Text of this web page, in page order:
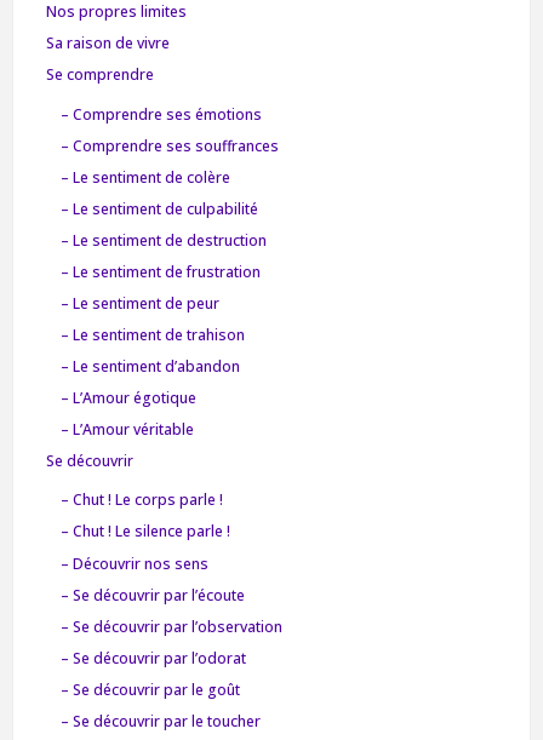
Nos propres limites
Sa raison de vivre
Se comprendre
– Comprendre ses émotions
– Comprendre ses souffrances
– Le sentiment de colère
– Le sentiment de culpabilité
– Le sentiment de destruction
– Le sentiment de frustration
– Le sentiment de peur
– Le sentiment de trahison
– Le sentiment d’abandon
– L’Amour égotique
– L’Amour véritable
Se découvrir
– Chut ! Le corps parle !
– Chut ! Le silence parle !
– Découvrir nos sens
– Se découvrir par l’écoute
– Se découvrir par l’observation
– Se découvrir par l’odorat
– Se découvrir par le goût
– Se découvrir par le toucher